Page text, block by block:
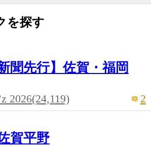
を探す
聞先行】佐賀・福岡
2026(24,119) 2
賀平野